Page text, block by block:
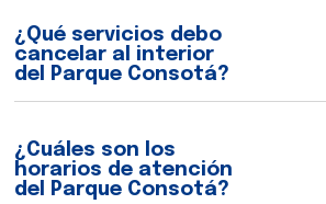
¿Qué servicios debo
cancelar al interior
del Parque Consotá?
¿Cuáles son los
horarios de atención
del Parque Consotá?